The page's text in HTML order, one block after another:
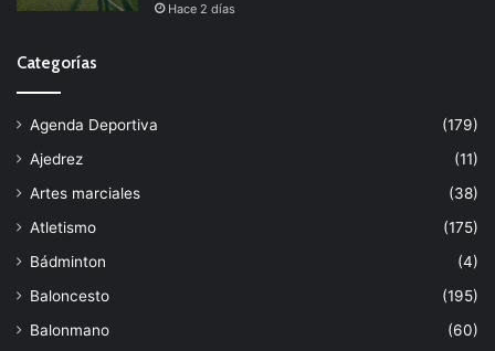
Hace 2 días
Categorías
Agenda Deportiva
(179)
Ajedrez
(11)
Artes marciales
(38)
Atletismo
(175)
Bádminton
(4)
Baloncesto
(195)
Balonmano
(60)